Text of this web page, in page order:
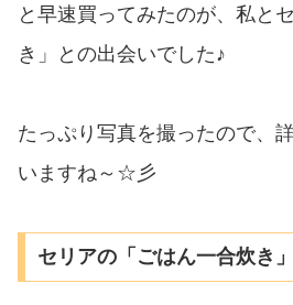
と早速買ってみたのが、私と
き」との出会いでした♪
たっぷり写真を撮ったので、
いますね～☆彡
セリアの「ごはん一合炊き